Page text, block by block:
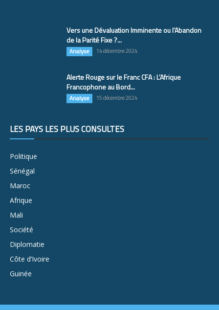
Vers une Dévaluation Imminente ou l’Abandon
de la Parité Fixe ?...
Analyse 14 décembre 2024
Alerte Rouge sur le Franc CFA : L’Afrique
Francophone au Bord...
Analyse 15 décembre 2024
LES PAYS LES PLUS CONSULTÉS
Politique
Sénégal
Maroc
Afrique
Mali
Société
Diplomatie
Côte d’Ivoire
Guinée